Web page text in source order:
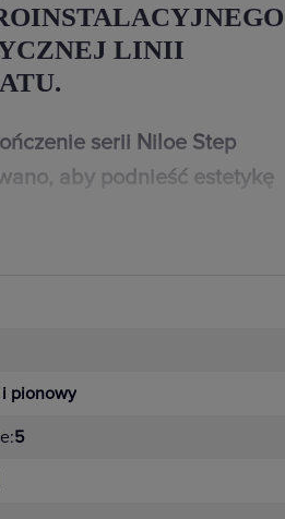
LINII
serii Niloe Step
aby podnieść estetykę
wnętrz znaczenie mają nawet
i stalowym. Unikalne
do indywidualnych wnętrz
dzięki 10 kolorom ramek.
pionowy
5